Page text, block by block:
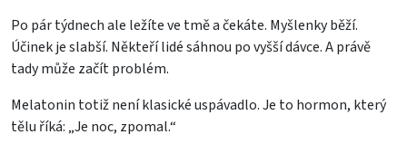
Po pár týdnech ale ležíte ve tmě a čekáte. Myšlenky běží.
Účinek je slabší. Někteří lidé sáhnou po vyšší dávce. A právě
tady může začít problém.
Melatonin totiž není klasické uspávadlo. Je to hormon, který
tělu říká: „Je noc, zpomal.“